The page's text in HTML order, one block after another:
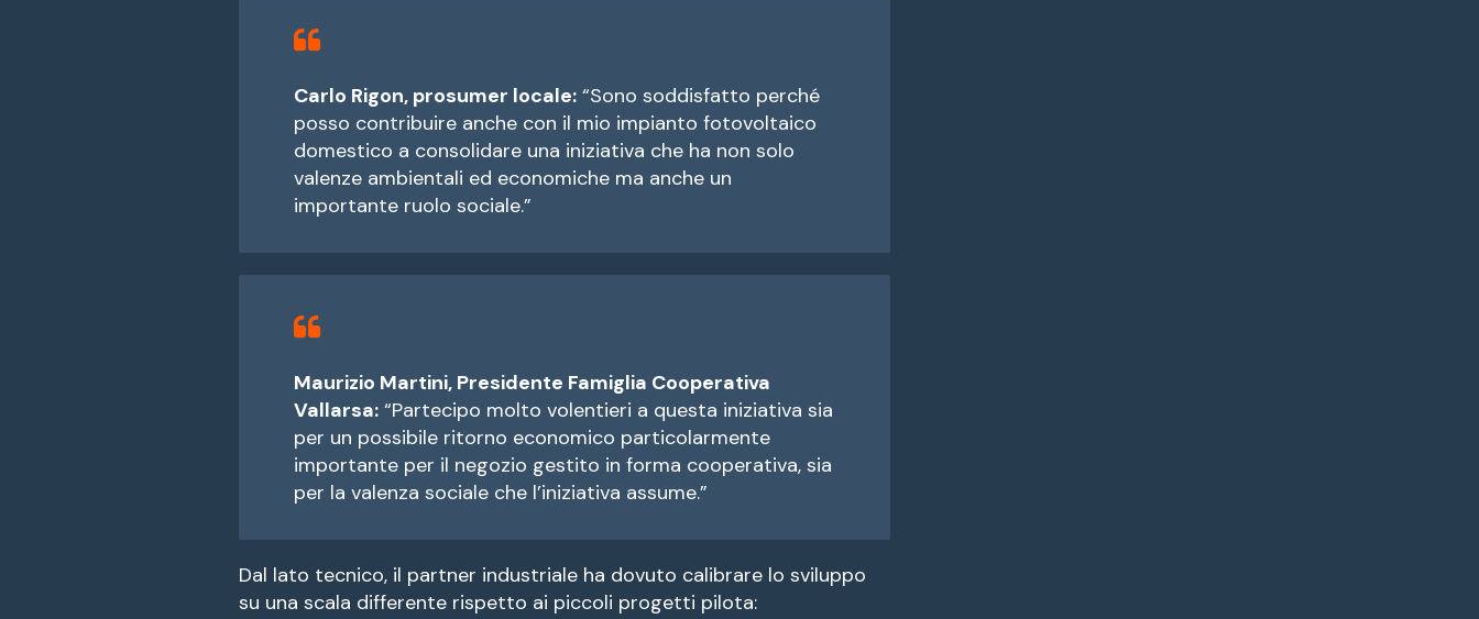
Carlo Rigon, prosumer locale: “Sono soddisfatto perché
posso contribuire anche con il mio impianto fotovoltaico
domestico a consolidare una iniziativa che ha non solo
valenze ambientali ed economiche ma anche un
importante ruolo sociale.”
Maurizio Martini, Presidente Famiglia Cooperativa
Vallarsa: “Partecipo molto volentieri a questa iniziativa sia
per un possibile ritorno economico particolarmente
importante per il negozio gestito in forma cooperativa, sia
per la valenza sociale che l’iniziativa assume.”
Dal lato tecnico, il partner industriale ha dovuto calibrare lo sviluppo
su una scala differente rispetto ai piccoli progetti pilota: